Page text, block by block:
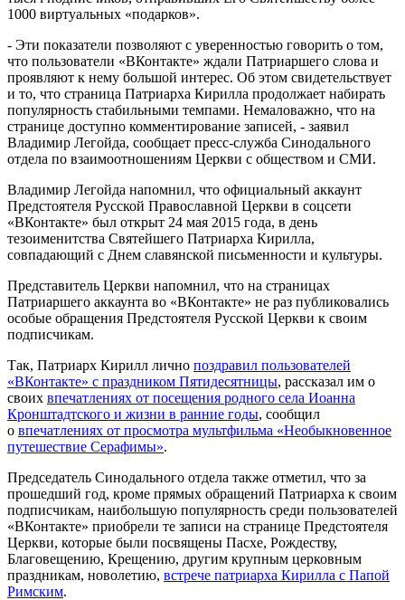
1000 виртуальных «подарков».
- Эти показатели позволяют с уверенностью говорить о том,
что пользователи «ВКонтакте» ждали Патриаршего слова и
проявляют к нему большой интерес. Об этом свидетельствует
и то, что страница Патриарха Кирилла продолжает набирать
популярность стабильными темпами. Немаловажно, что на
странице доступно комментирование записей, - заявил
Владимир Легойда, сообщает пресс-служба Синодального
отдела по взаимоотношениям Церкви с обществом и СМИ.
Владимир Легойда напомнил, что официальный аккаунт
Предстоятеля Русской Православной Церкви в соцсети
«ВКонтакте» был открыт 24 мая 2015 года, в день
тезоименитства Святейшего Патриарха Кирилла,
совпадающий с Днем славянской письменности и культуры.
Представитель Церкви напомнил, что на страницах
Патриаршего аккаунта во «ВКонтакте» не раз публиковались
особые обращения Предстоятеля Русской Церкви к своим
подписчикам.
Так, Патриарх Кирилл лично поздравил пользователей
«ВКонтакте» с праздником Пятидесятницы, рассказал им о
своих впечатлениях от посещения родного села Иоанна
Кронштадтского и жизни в ранние годы, сообщил
о впечатлениях от просмотра мультфильма «Необыкновенное
путешествие Серафимы».
Председатель Синодального отдела также отметил, что за
прошедший год, кроме прямых обращений Патриарха к своим
подписчикам, наибольшую популярность среди пользователей
«ВКонтакте» приобрели те записи на странице Предстоятеля
Церкви, которые были посвящены Пасхе, Рождеству,
Благовещению, Крещению, другим крупным церковным
праздникам, новолетию, встрече патриарха Кирилла с Папой
Римским.